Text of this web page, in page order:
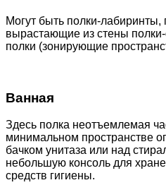
Могут быть полки-лабиринты,
вырастающие из стены полки-
полки (зонирующие
Ванная
Здесь полка неотъемлемая
минимальном пространстве
бачком унитаза или над
небольшую консоль для
средств гигиены.